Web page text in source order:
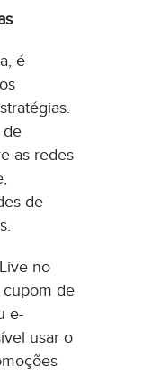
é
de
as redes
de
no
cupom de
e-
usar o